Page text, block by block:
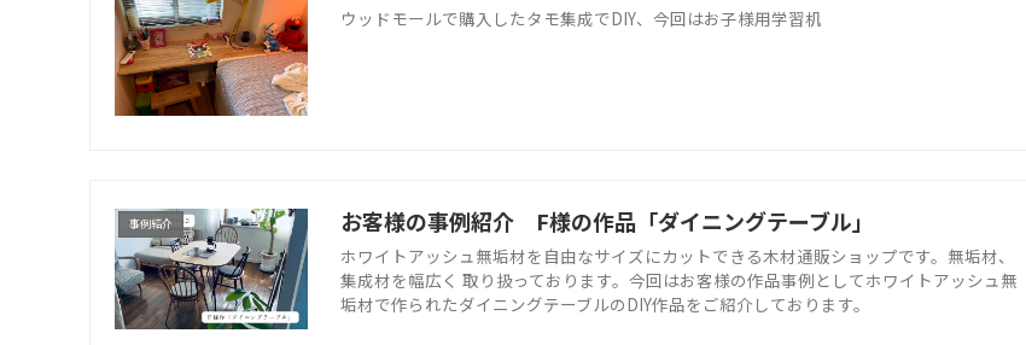
ウッドモールで購入したタモ集成でDIY、今回はお子様用学習机
事例紹介 お客様の事例紹介 F様の作品「ダイニングテーブル」
ホワイトアッシュ無垢材を自由なサイズにカットできる木材通販ショップです。無垢材、
集成材を幅広く 取り扱っております。今回はお客様の作品事例としてホワイトアッシュ無
垢材で作られたダイニングテーブルのDIY作品をご紹介しております。